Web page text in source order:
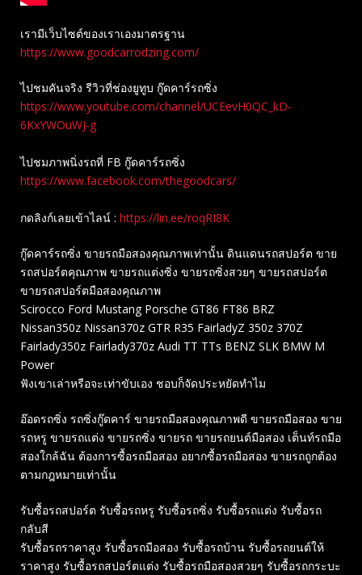
เรามีเว็บไซต์ของเราเองมาตรฐาน
https://www.goodcarrodzing.com/
ไปชมคันจริง รีวิวที่ช่องยู​ทูบ​ กู๊ดคาร์รถซิ่ง
https://www.youtube.com/channel/UCEevH0QC_kD-
6KxYWOuWJ-g
ไปชมภาพนิ่งรถที่ FB กู๊ดคาร์รถซิ่ง
https://www.facebook.com/thegoodcars/
กดลิงก์เลยเข้าไลน์ : https://lin.ee/roqRI8K
กู๊ดคาร์รถซิ่ง ขายรถมือสองคุณภาพเท่านั้น ดินแดนรถสปอร์ต ขาย
รถสปอร์ตคุณภาพ ขายรถแต่งซิ่ง ขายรถซิ่งสวยๆ ขายรถสปอร์ต
ขายรถสปอร์ตมือสองคุณภาพ
Scirocco Ford Mustang Porsche GT86 FT86 BRZ
Nissan350z Nissan370z GTR R35 FairladyZ 350z 370Z
Fairlady350z Fairlady370z Audi TT TTs BENZ SLK BMW M
Power
ฟังเขาเล่าหรือจะเท่าขับเอง ชอบก็จัดประหยัดทำไม
อ๊อดรถซิ่ง รถซิ่งกู๊ดคาร์ ขายรถมือสองคุณภาพดี ขายรถมือสอง ขาย
รถหรู ขายรถแต่ง ขายรถซิ่ง ขายรถ ขายรถยนต์มือสอง เต็นท์รถมือ
สองใกล้ฉัน ต้องการซื้อรถมือสอง อยากซื้อรถมือสอง ขายรถถูกต้อง
ตามกฎหมายเท่านั้น
รับซื้อรถสปอร์ต รับซื้อรถหรู รับซื้อรถซิ่ง รับซื้อรถแต่ง รับซื้อรถ
กลับสี
รับซื้อรถราคาสูง รับซื้อรถมือสอง รับซื้อรถบ้าน รับซื้อรถยนต์ให้
ราคาสูง รับซื้อรถสปอร์ตแต่ง รับซื้อรถมือสองสวยๆ รับซื้อรถกระบะ